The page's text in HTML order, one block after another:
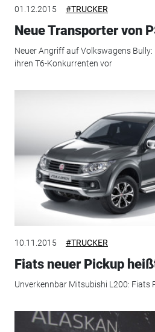
01.12.2015 #TRUCKER
Neue Transporter von
Neuer Angriff auf Volkswagens Bully:
ihren T6-Konkurrenten vor
10.11.2015 #TRUCKER
Fiats neuer Pickup
Unverkennbar Mitsubishi L200: Fiats